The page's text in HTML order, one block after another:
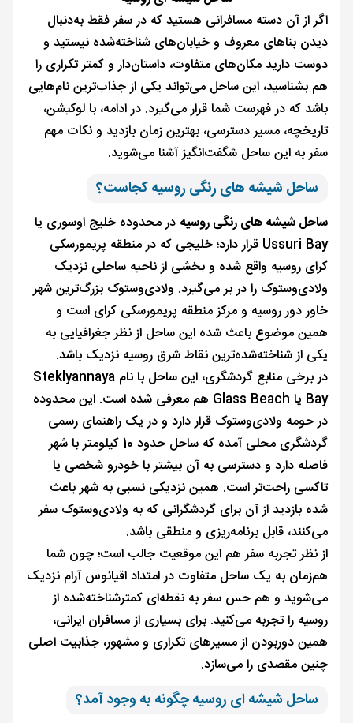
اگر از آن دسته مسافرانی هستید که در سفر فقط به‌دنبال
دیدن بناهای معروف و خیابان‌های شناخته‌شده نیستید و
دوست دارید مکان‌های متفاوت، داستان‌دار و کمتر تکراری را
هم بشناسید، این ساحل می‌تواند یکی از جذاب‌ترین نام‌هایی
باشد که در فهرست شما قرار می‌گیرد. در ادامه، با لوکیشن،
تاریخچه، مسیر دسترسی، بهترین زمان بازدید و نکات مهم
سفر به این ساحل شگفت‌انگیز آشنا می‌شوید.
ساحل شیشه های رنگی روسیه کجاست؟
ساحل شیشه های رنگی روسیه در محدوده خلیج اوسوری یا
Ussuri Bay قرار دارد؛ خلیجی که در منطقه پریمورسکی
کرای روسیه واقع شده و بخشی از ناحیه ساحلی نزدیک
ولادی‌وستوک را در بر می‌گیرد. ولادی‌وستوک بزرگ‌ترین شهر
خاور دور روسیه و مرکز منطقه پریمورسکی کرای است و
همین موضوع باعث شده این ساحل از نظر جغرافیایی به
یکی از شناخته‌شده‌ترین نقاط شرق روسیه نزدیک باشد.
در برخی منابع گردشگری، این ساحل با نام Steklyannaya
Bay یا Glass Beach هم معرفی شده است. این محدوده
در حومه ولادی‌وستوک قرار دارد و در یک راهنمای رسمی
گردشگری محلی آمده که ساحل حدود 10 کیلومتر با شهر
فاصله دارد و دسترسی به آن بیشتر با خودرو شخصی یا
تاکسی راحت‌تر است. همین نزدیکی نسبی به شهر باعث
شده بازدید از آن برای گردشگرانی که به ولادی‌وستوک سفر
می‌کنند، قابل برنامه‌ریزی و منطقی باشد.
از نظر تجربه سفر هم این موقعیت جالب است؛ چون شما
هم‌زمان به یک ساحل متفاوت در امتداد اقیانوس آرام نزدیک
می‌شوید و هم حس سفر به نقطه‌ای کمترشناخته‌شده از
روسیه را تجربه می‌کنید. برای بسیاری از مسافران ایرانی،
همین دوربودن از مسیرهای تکراری و مشهور، جذابیت اصلی
چنین مقصدی را می‌سازد.
ساحل شیشه‌ ای روسیه چگونه به وجود آمد؟